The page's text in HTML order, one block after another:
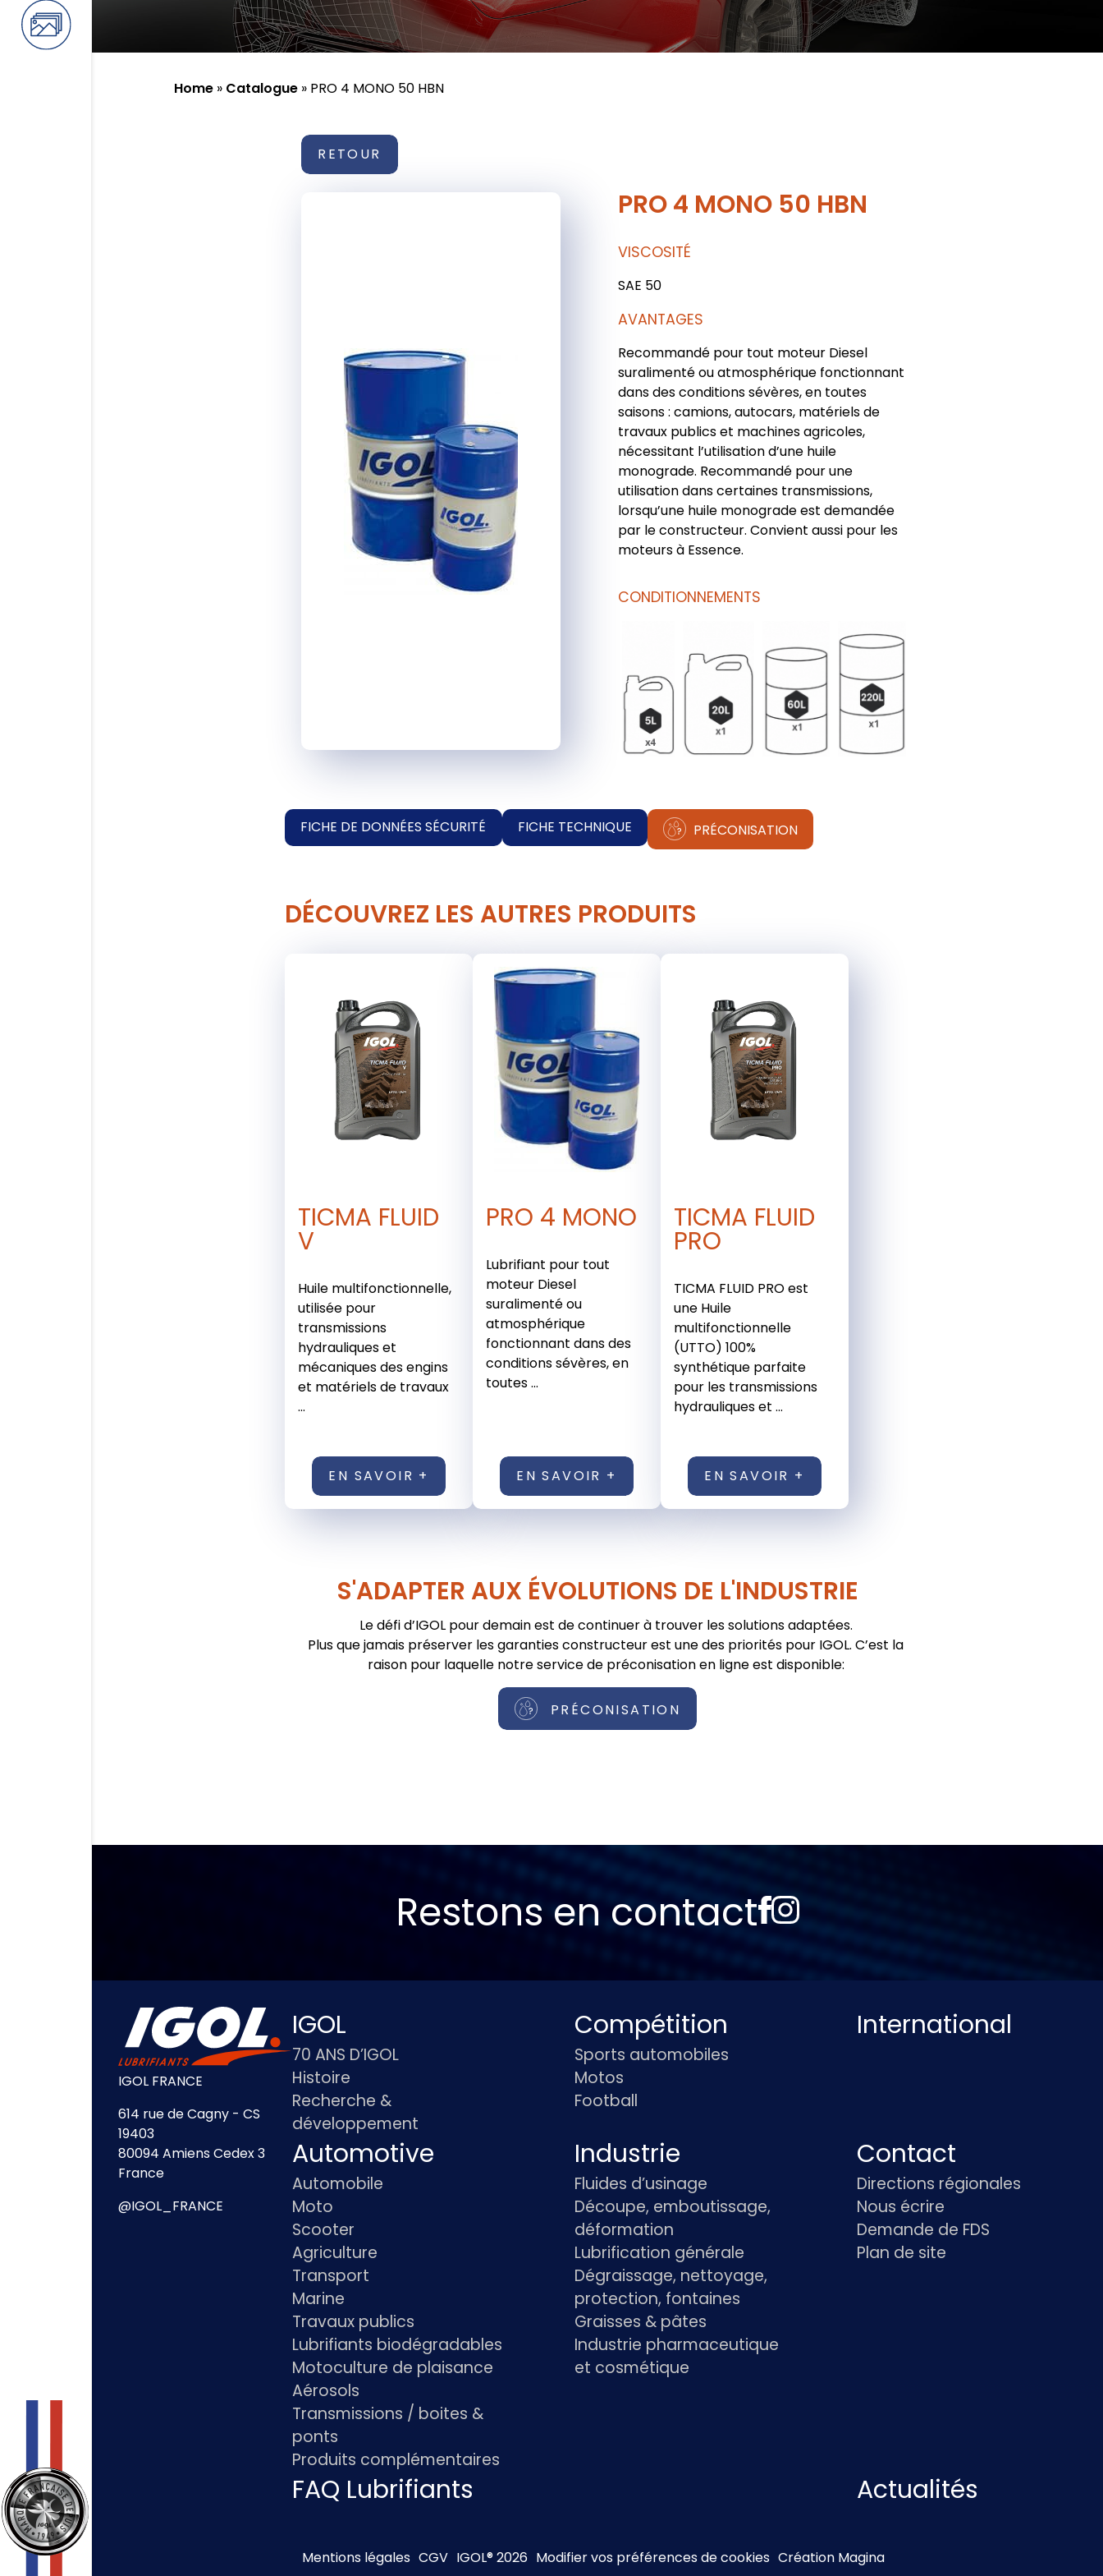
Home » Catalogue » PRO 4 MONO 50 HBN
RETOUR
PRO 4 MONO 50 HBN
VISCOSITÉ
SAE 50
AVANTAGES
Recommandé pour tout moteur Diesel
suralimenté ou atmosphérique fonctionnant
dans des conditions sévères, en toutes
saisons : camions, autocars, matériels de
travaux publics et machines agricoles,
nécessitant l’utilisation d’une huile
monograde. Recommandé pour une
utilisation dans certaines transmissions,
lorsqu’une huile monograde est demandée
par le constructeur. Convient aussi pour les
moteurs à Essence.
CONDITIONNEMENTS
FICHE DE DONNÉES SÉCURITÉ FICHE TECHNIQUE PRÉCONISATION
DÉCOUVREZ LES AUTRES PRODUITS
TICMA FLUID
V
Huile multifonctionnelle,
utilisée pour
transmissions
hydrauliques et
mécaniques des engins
et matériels de travaux
...
EN SAVOIR +
PRO 4 MONO
Lubrifiant pour tout
moteur Diesel
suralimenté ou
atmosphérique
fonctionnant dans des
conditions sévères, en
toutes ...
EN SAVOIR +
TICMA FLUID
PRO
TICMA FLUID PRO est
une Huile
multifonctionnelle
(UTTO) 100%
synthétique parfaite
pour les transmissions
hydrauliques et ...
EN SAVOIR +
S'ADAPTER AUX ÉVOLUTIONS DE L'INDUSTRIE
Le défi d’IGOL pour demain est de continuer à trouver les solutions adaptées.
Plus que jamais préserver les garanties constructeur est une des priorités pour IGOL. C’est la
raison pour laquelle notre service de préconisation en ligne est disponible:
PRÉCONISATION
Restons en contact
IGOL FRANCE
614 rue de Cagny - CS
19403
80094 Amiens Cedex 3
France
@IGOL_FRANCE
IGOL
70 ANS D’IGOL
Histoire
Recherche &
développement
Compétition
Sports automobiles
Motos
Football
International
Automotive
Automobile
Moto
Scooter
Agriculture
Transport
Marine
Travaux publics
Lubrifiants biodégradables
Motoculture de plaisance
Aérosols
Transmissions / boites &
ponts
Produits complémentaires
Industrie
Fluides d’usinage
Découpe, emboutissage,
déformation
Lubrification générale
Dégraissage, nettoyage,
protection, fontaines
Graisses & pâtes
Industrie pharmaceutique
et cosmétique
Contact
Directions régionales
Nous écrire
Demande de FDS
Plan de site
FAQ Lubrifiants Actualités
Mentions légales CGV IGOL® 2026 Modifier vos préférences de cookies Création Magina